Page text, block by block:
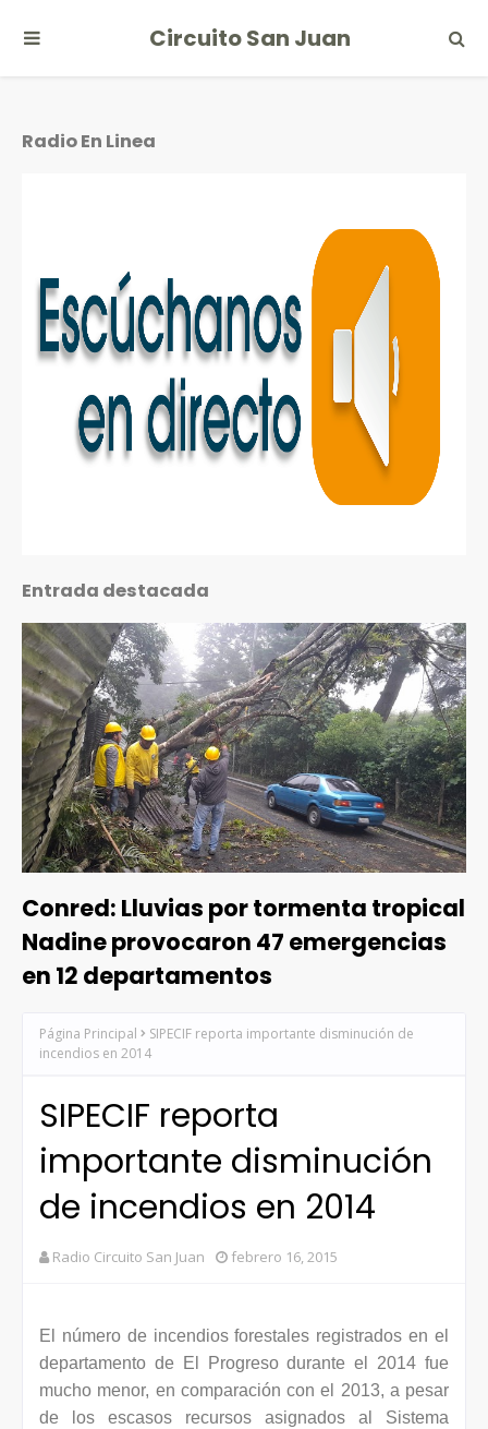
Circuito San Juan
Radio En Linea
Entrada destacada
Conred: Lluvias por tormenta tropical
Nadine provocaron 47 emergencias
en 12 departamentos
Página Principal
SIPECIF reporta importante disminución de
incendios en 2014
SIPECIF reporta
importante disminución
de incendios en 2014
Radio Circuito San Juan febrero 16, 2015
El número de incendios forestales registrados en el
departamento de El Progreso durante el 2014 fue
mucho menor, en comparación con el 2013, a pesar
de los escasos recursos asignados al Sistema